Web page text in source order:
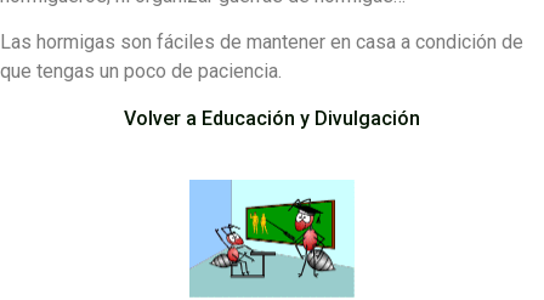
Las hormigas son fáciles de mantener en casa a condición de
que tengas un poco de paciencia.
Volver a Educación y Divulgación